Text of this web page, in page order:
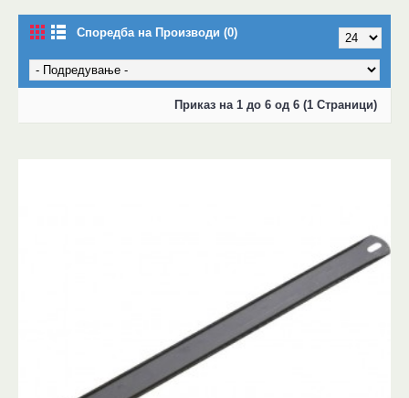
Споредба на Производи (0)
Приказ на 1 до 6 од 6 (1 Страници)